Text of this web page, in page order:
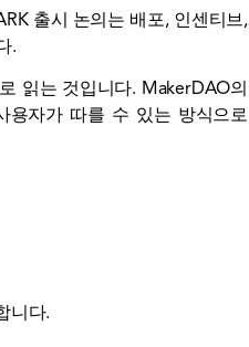
출시 논의는 배포, 인센티브,
.
읽는 것입니다. MakerDAO의
용자가 따를 수 있는 방식으로
니다.